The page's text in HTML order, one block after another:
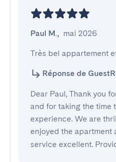
Paul M., mai 2026
Très bel appartement
Réponse de
Dear Paul, Thank you
and for taking the time
experience. We are
enjoyed the apartment
service excellent.